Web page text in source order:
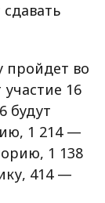
пройдет во
16
будут
1 214 —
1 138
414 —